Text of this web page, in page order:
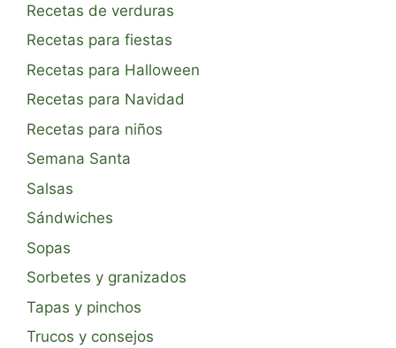
Recetas de verduras
Recetas para fiestas
Recetas para Halloween
Recetas para Navidad
Recetas para niños
Semana Santa
Salsas
Sándwiches
Sopas
Sorbetes y granizados
Tapas y pinchos
Trucos y consejos